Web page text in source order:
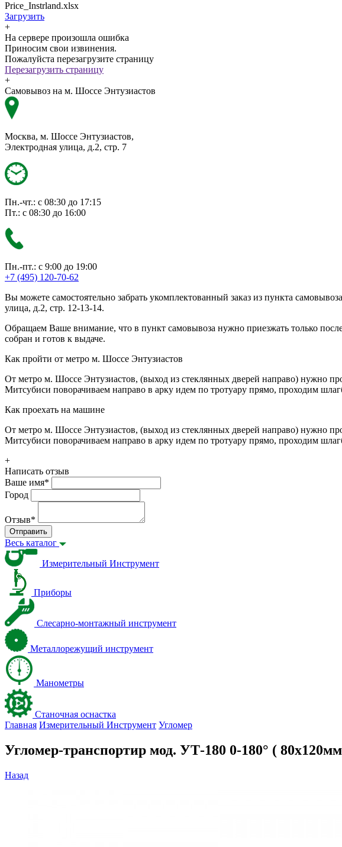
Price_Instrland.xlsx
Загрузить
+
На сервере произошла ошибка
Приносим свои извинения.
Пожалуйста перезагрузите страницу
Перезагрузить страницу
+
Самовывоз на м. Шоссе Энтузиастов
Москва, м. Шоссе Энтузиастов,
Электродная улица, д.2, стр. 7
Пн.-чт.: с 08:30 до 17:15
Пт.: с 08:30 до 16:00
Пн.-пт.: с 9:00 до 19:00
+7 (495) 120-70-62
Вы можете самостоятельно забрать укомплектованный заказ из пункта
улица, д.2, стр. 12-13-14.
Обращаем Ваше внимание, что в пункт самовывоза нужно приезжать только
собран и готов к выдаче.
Как пройти от метро м. Шоссе Энтузиастов
От метро м. Шоссе Энтузиастов, (выход из стеклянных дверей направо) нужно
Митсубиси поворачиваем направо в арку идем по тротуару прямо, проходим
Как проехать на машине
От метро м. Шоссе Энтузиастов, (выход из стеклянных дверей направо) нужно
Митсубиси поворачиваем направо в арку идем по тротуару прямо, проходим
+
Написать отзыв
Ваше имя*
Город
Отзыв*
Отправить
Весь каталог
Измерительный Инструмент
Приборы
Слесарно-монтажный инструмент
Металлорежущий инструмент
Манометры
Станочная оснастка
Главная Измерительный Инструмент Угломер
Угломер-транспортир мод. УТ-180 0-180° (
Назад